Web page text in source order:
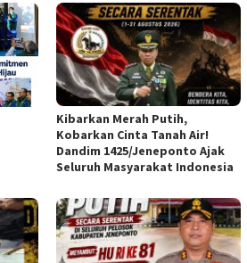
Kibarkan Merah Putih,
Kobarkan Cinta Tanah Air!
Dandim 1425/Jeneponto Ajak
Seluruh Masyarakat Indonesia